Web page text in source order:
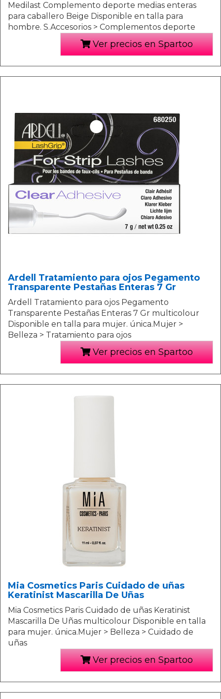
Medilast Complemento deporte medias enteras
para caballero Beige Disponible en talla para
hombre. S.Accesorios > Complementos deporte
Ver precios en Spartoo
Ardell Tratamiento para ojos Pegamento
Transparente Pestañas Enteras 7 Gr
Ardell Tratamiento para ojos Pegamento
Transparente Pestañas Enteras 7 Gr multicolour
Disponible en talla para mujer. única.Mujer >
Belleza > Tratamiento para ojos
Ver precios en Spartoo
Mia Cosmetics Paris Cuidado de uñas
Keratinist Mascarilla De Uñas
Mia Cosmetics Paris Cuidado de uñas Keratinist
Mascarilla De Uñas multicolour Disponible en talla
para mujer. única.Mujer > Belleza > Cuidado de
uñas
Ver precios en Spartoo